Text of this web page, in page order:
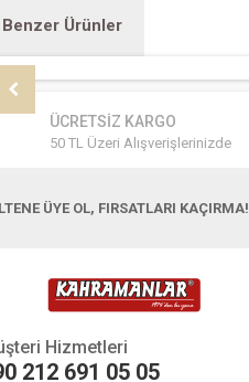
Benzer Ürünler
ÜCRETSİZ KARGO
50 TL Üzeri Alışverişlerinizde
ÜYE OL, FIRSATLARI KAÇIRMA!
Hizmetleri
212 691 05 05